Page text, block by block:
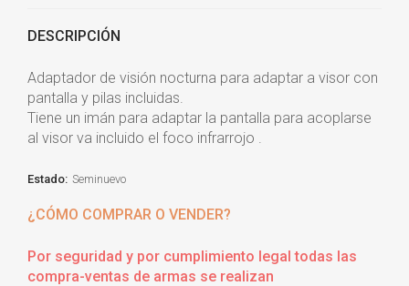
DESCRIPCIÓN
Adaptador de visión nocturna para adaptar a visor con
pantalla y pilas incluidas.
Tiene un imán para adaptar la pantalla para acoplarse
al visor va incluido el foco infrarrojo .
Estado: Seminuevo
¿CÓMO COMPRAR O VENDER?
Por seguridad y por cumplimiento legal todas las
compra-ventas de armas se realizan